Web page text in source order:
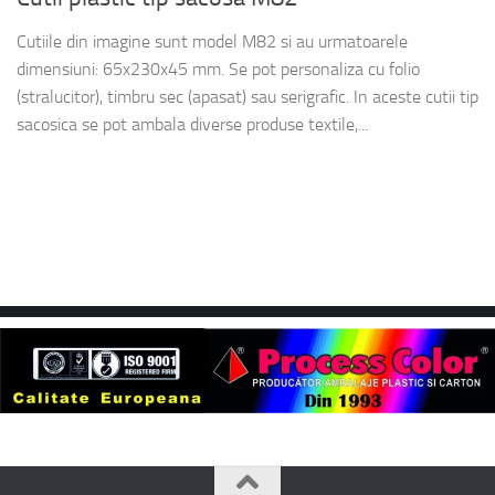
Cutiile din imagine sunt model M82 si au urmatoarele
dimensiuni: 65x230x45 mm. Se pot personaliza cu folio
(stralucitor), timbru sec (apasat) sau serigrafic. In aceste cutii tip
sacosica se pot ambala diverse produse textile,...